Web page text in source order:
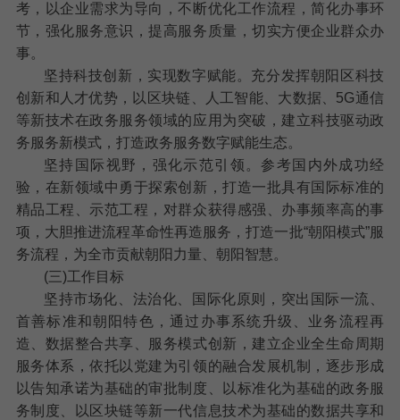
考，以企业需求为导向，不断优化工作流程，简化办事环
节，强化服务意识，提高服务质量，切实方便企业群众办
事。
坚持科技创新，实现数字赋能。 充分发挥朝阳区科技
创新和人才优势，以区块链、人工智能、大数据、5G通信
等新技术在政务服务领域的应用为突破，建立科技驱动政
务服务新模式，打造政务服务数字赋能生态。
坚持国际视野，强化示范引领。 参考国内外成功经
验，在新领域中勇于探索创新，打造一批具有国际标准的
精品工程、示范工程，对群众获得感强、办事频率高的事
项，大胆推进流程革命性再造服务，打造一批“朝阳模式”服
务流程，为全市贡献朝阳力量、朝阳智慧。
(三)工作目标
坚持市场化、法治化、国际化原则，突出国际一流、
首善标准和朝阳特色，通过办事系统升级、业务流程再
造、数据整合共享、服务模式创新，建立企业全生命周期
服务体系，依托以党建为引领的融合发展机制，逐步形成
以告知承诺为基础的审批制度、以标准化为基础的政务服
务制度、以区块链等新一代信息技术为基础的数据共享和